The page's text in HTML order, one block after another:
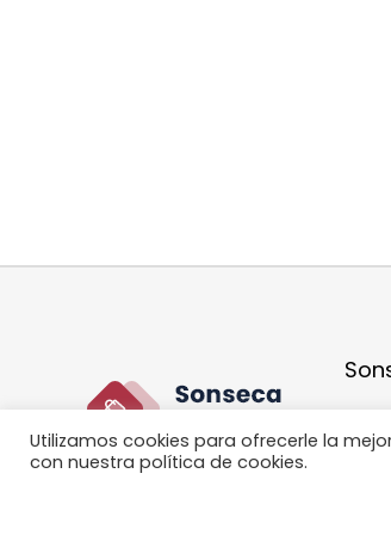
Utilizamos cookies para ofrecerle la
con nuestra política de cookies.